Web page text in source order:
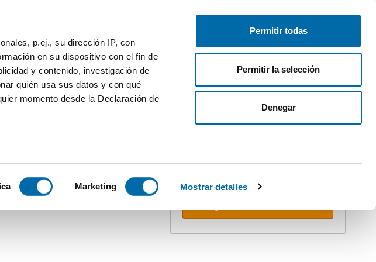
p.ej., su dirección IP, con
en su dispositivo con el fin de
y contenido, investigación de
quién usa sus datos y con qué
momento desde la Declaración de
características específicas (huellas
y establezca sus
Marketing Mostrar detalles
Permitir todas
Permitir la selección
Denegar
Gratis inserieren Anmelden
Mehr Filter - 1
Lassen Sie sich nicht überholen.